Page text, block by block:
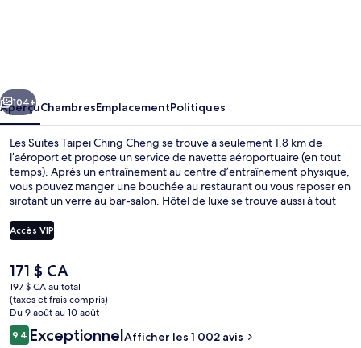
Ching
Cheng
Suivant
104+
AperçuChambresEmplacementPolitiques
Les Suites Taipei Ching Cheng se trouve à seulement 1,8 km de
l’aéroport et propose un service de navette aéroportuaire (en tout
temps). Après un entraînement au centre d’entraînement physique,
vous pouvez manger une bouchée au restaurant ou vous reposer en
sirotant un verre au bar-salon. Hôtel de luxe se trouve aussi à tout
spectacles Taipei Arena et Marché nocture de Liaoning. Les autres
voyageurs apprécient la proximité au transport en commun : Station
Station de métro Taipei Arena est à seulement 10 minutes à pied.
Accès VIP
Le
prix
actuel
est
de 171 $ CA
171 $ CA
197 $ CA au total
(taxes et frais compris)
Du 9 août au 10 août
Avis
9,49,4 sur 10 –
ExceptionnelAfficher les 1 002 avis